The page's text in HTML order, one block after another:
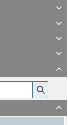





